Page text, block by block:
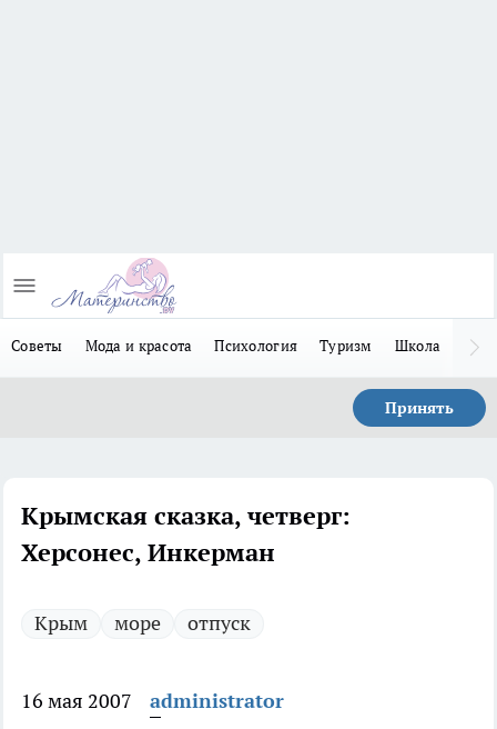
Советы Мода и красота Психология Туризм Школа
Принять
Крымская сказка, четверг:
Херсонес, Инкерман
Крым море отпуск
16 мая 2007
administrator